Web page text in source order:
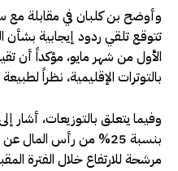
وأوضح بن كلبان في مقابلة مع
تتوقع تلقي ردود إيجابية بشأن
الأول من شهر مايو، مؤكداً أن
بالتوترات الإقليمية، نظراً
وفيما يتعلق بالتوزيعات، أشار
مرشحة للارتفاع خلال الفترة